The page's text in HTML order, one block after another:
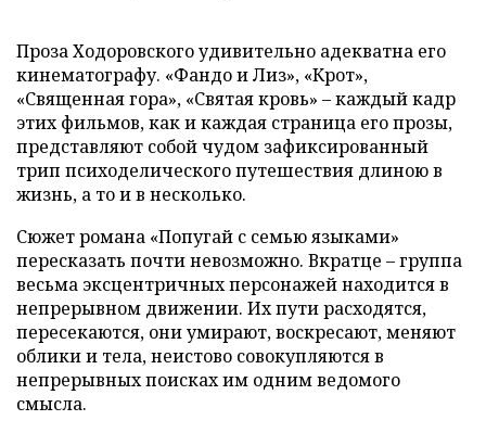
Проза Ходоровского удивительно адекватна его
кинематографу. «Фандо и Лиз», «Крот»,
«Священная гора», «Святая кровь» – каждый кадр
этих фильмов, как и каждая страница его прозы,
представляют собой чудом зафиксированный
трип психоделического путешествия длиною в
жизнь, а то и в несколько.
Сюжет романа «Попугай с семью языками»
пересказать почти невозможно. Вкратце – группа
весьма эксцентричных персонажей находится в
непрерывном движении. Их пути расходятся,
пересекаются, они умирают, воскресают, меняют
облики и тела, неистово совокупляются в
непрерывных поисках им одним ведомого
смысла.